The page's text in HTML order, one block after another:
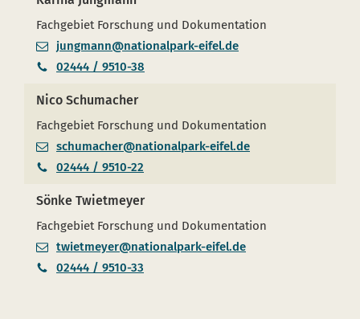
Fachgebiet Forschung und Dokumentation
jungmann@nationalpark-eifel.de
02444 / 9510-38
Nico Schumacher
Fachgebiet Forschung und Dokumentation
schumacher@nationalpark-eifel.de
02444 / 9510-22
Sönke Twietmeyer
Fachgebiet Forschung und Dokumentation
twietmeyer@nationalpark-eifel.de
02444 / 9510-33